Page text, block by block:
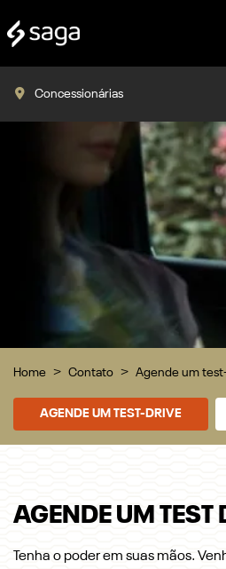
Concessionárias
Home Contato Agende um
AGENDE UM TEST-DRIVE
AGENDE UM TEST
Tenha o poder em suas mãos.